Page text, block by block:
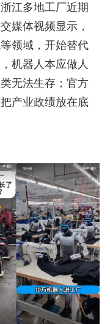
江多地工厂近期
媒体视频显示，
领域，开始替代
机器人本应做人
无法生存；官方
产业政绩放在底